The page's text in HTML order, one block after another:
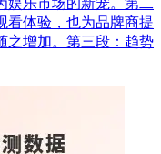
看体验，也为品牌商提
之增加。第三段：趋势